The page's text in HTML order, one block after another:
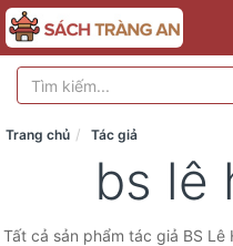
Trang chủ Tác giả
bs lê
Tất cả sản phẩm tác giả BS